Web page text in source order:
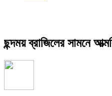
ছন্দময় ব্রাজিলের সামনে